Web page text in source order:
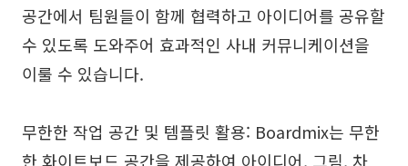
공간에서 팀원들이 함께 협력하고 아이디어를 공유할
수 있도록 도와주어 효과적인 사내 커뮤니케이션을
이룰 수 있습니다.
무한한 작업 공간 및 템플릿 활용: Boardmix는 무한
한 화이트보드 공간을 제공하여 아이디어, 그림, 차